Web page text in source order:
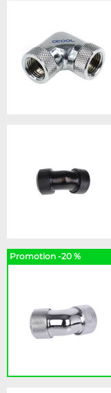
Promotion -20 %